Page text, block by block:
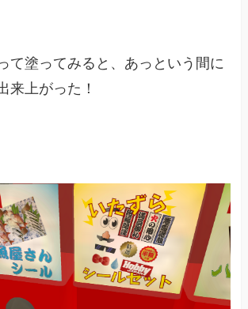
て塗ってみると、あっという間に
来上がった！